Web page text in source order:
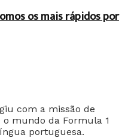
os mais rápidos por
com a missão de
mundo da Formula 1
portuguesa.